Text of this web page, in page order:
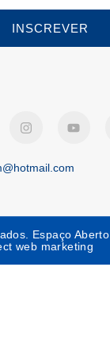
INSCREVER
Espaço
web marketing